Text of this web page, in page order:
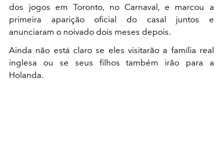
dos jogos em Toronto, no Carnaval, e marcou a
primeira aparição oficial do casal juntos e
anunciaram o noivado dois meses depois.
Ainda não está claro se eles visitarão a família real
inglesa ou se seus filhos também irão para a
Holanda.